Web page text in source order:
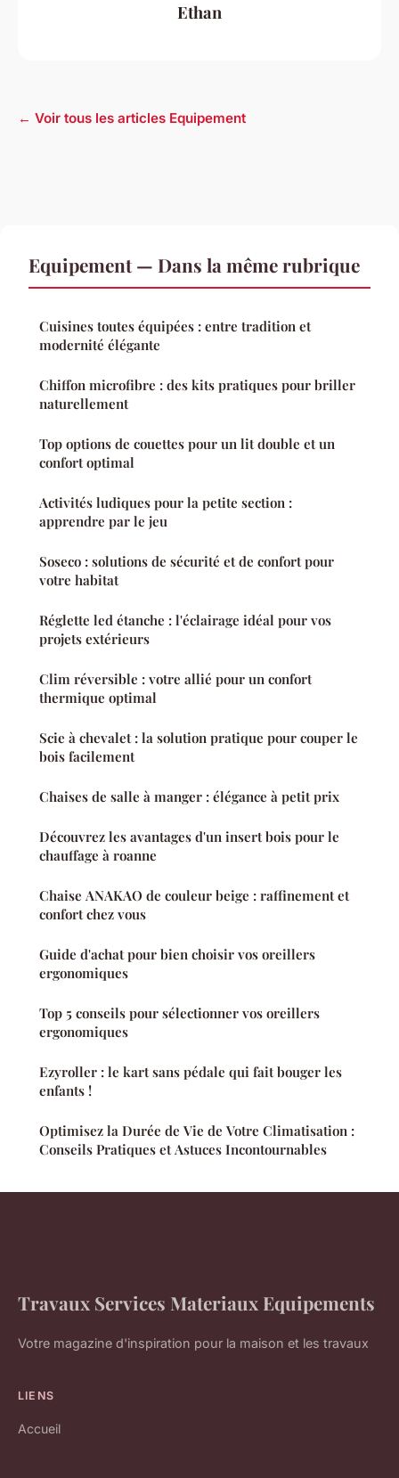
Ethan
← Voir tous les articles Equipement
Equipement — Dans la même rubrique
Cuisines toutes équipées : entre tradition et
modernité élégante
Chiffon microfibre : des kits pratiques pour briller
naturellement
Top options de couettes pour un lit double et un
confort optimal
Activités ludiques pour la petite section :
apprendre par le jeu
Soseco : solutions de sécurité et de confort pour
votre habitat
Réglette led étanche : l'éclairage idéal pour vos
projets extérieurs
Clim réversible : votre allié pour un confort
thermique optimal
Scie à chevalet : la solution pratique pour couper le
bois facilement
Chaises de salle à manger : élégance à petit prix
Découvrez les avantages d'un insert bois pour le
chauffage à roanne
Chaise ANAKAO de couleur beige : raffinement et
confort chez vous
Guide d'achat pour bien choisir vos oreillers
ergonomiques
Top 5 conseils pour sélectionner vos oreillers
ergonomiques
Ezyroller : le kart sans pédale qui fait bouger les
enfants !
Optimisez la Durée de Vie de Votre Climatisation :
Conseils Pratiques et Astuces Incontournables
Travaux Services Materiaux Equipements
Votre magazine d'inspiration pour la maison et les travaux
LIENS
Accueil